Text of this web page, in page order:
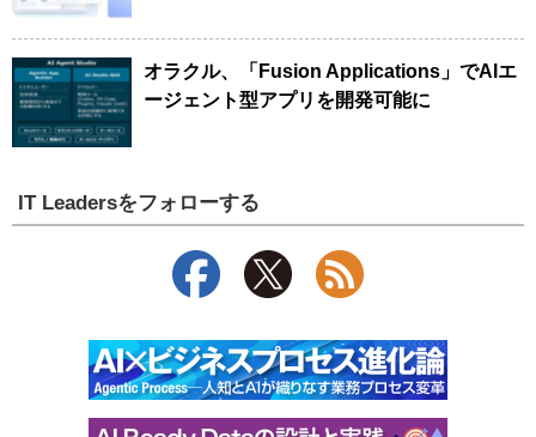
オラクル、「Fusion Applications」でAIエ
ージェント型アプリを開発可能に
IT Leadersをフォローする